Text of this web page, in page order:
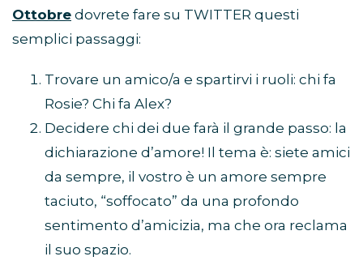
Ottobre dovrete fare su TWITTER questi
semplici passaggi:
Trovare un amico/a e spartirvi i ruoli: chi fa
Rosie? Chi fa Alex?
Decidere chi dei due farà il grande passo: la
dichiarazione d’amore! Il tema è: siete amici
da sempre, il vostro è un amore sempre
taciuto, “soffocato” da una profondo
sentimento d’amicizia, ma che ora reclama
il suo spazio.